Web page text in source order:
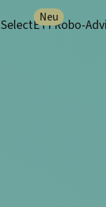
SelectETF
NeuRobo-